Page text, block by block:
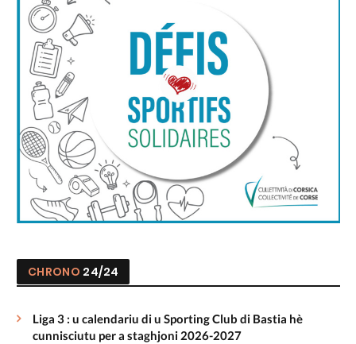
CHRONO 24/24
Liga 3 : u calendariu di u Sporting Club di Bastia hè
cunnisciutu per a staghjoni 2026-2027